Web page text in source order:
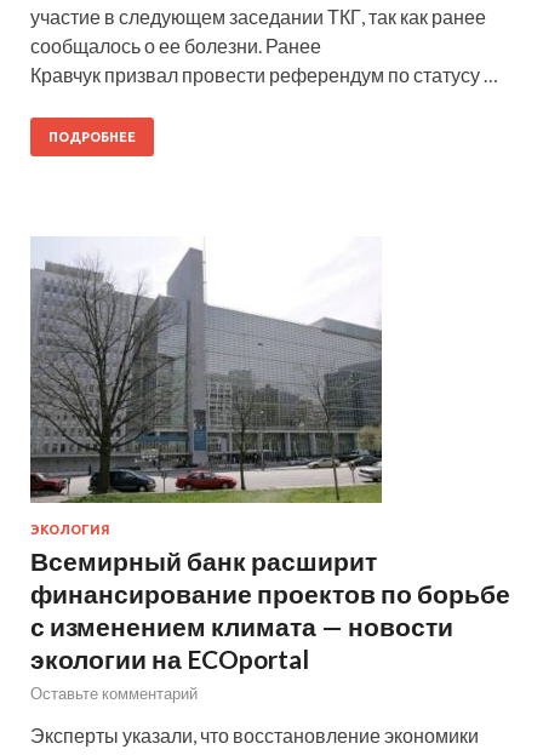
участие в следующем заседании ТКГ, так как ранее
сообщалось о ее болезни. Ранее
Кравчук призвал провести референдум по статусу …
ПОДРОБНЕЕ
ЭКОЛОГИЯ
Всемирный банк расширит
финансирование проектов по борьбе
с изменением климата — новости
экологии на ECOportal
Оставьте комментарий
Эксперты указали, что восстановление экономики